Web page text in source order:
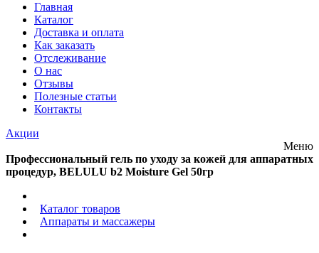
Главная
Каталог
Доставка и оплата
Как заказать
Отслеживание
О нас
Отзывы
Полезные статьи
Контакты
Акции
Меню
Профессиональный гель по уходу за кожей для аппаратных
процедур, BELULU b2 Moisture Gel 50гр
Каталог товаров
Аппараты и массажеры